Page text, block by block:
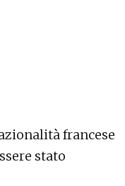
francese
stato